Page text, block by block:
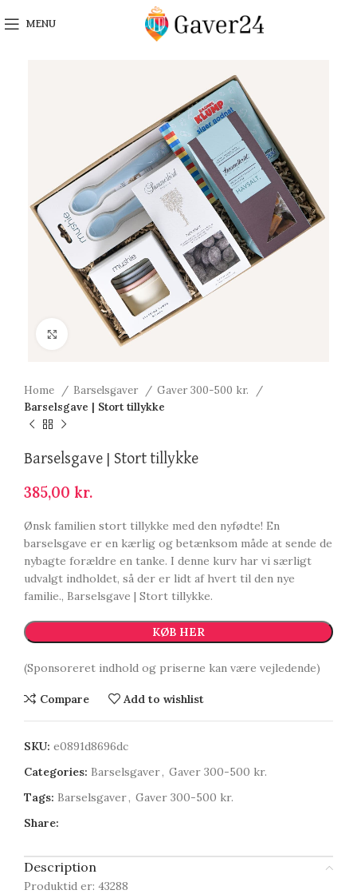
MENU
Click to enlarge
Home Barselsgaver
Gaver 300-500 kr.
Barselsgave | Stort tillykke
Barselsgave | Stort tillykke
385,00 kr.
Ønsk familien stort tillykke med den nyfødte! En
barselsgave er en kærlig og betænksom måde at sende de
nybagte forældre en tanke. I denne kurv har vi særligt
udvalgt indholdet, så der er lidt af hvert til den nye
familie., Barselsgave | Stort tillykke.
KØB HER
(Sponsoreret indhold og priserne kan være vejledende)
Compare Add to wishlist
SKU: e0891d8696dc
Categories: Barselsgaver, Gaver 300-500 kr.
Tags: Barselsgaver, Gaver 300-500 kr.
Share:
Description
Produktid er: 43288